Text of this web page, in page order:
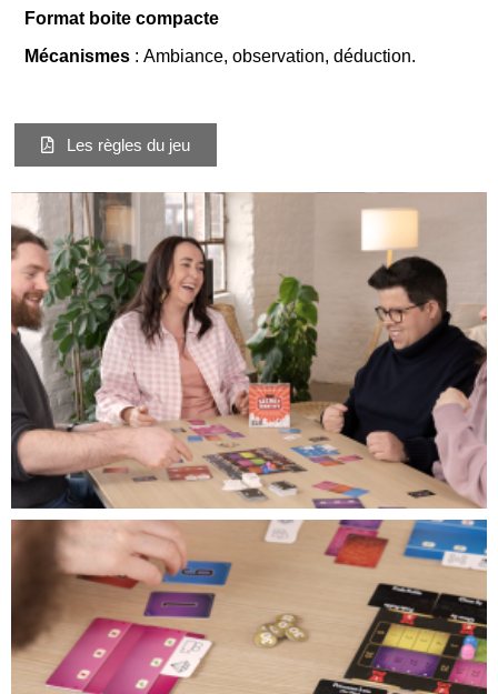
Format boite compacte
Mécanismes : Ambiance, observation, déduction.
Les règles du jeu